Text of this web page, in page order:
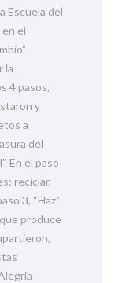
Escuela del
el
la
4 pasos,
y
a
del
En el paso
reciclar,
3, “Haz”
produce